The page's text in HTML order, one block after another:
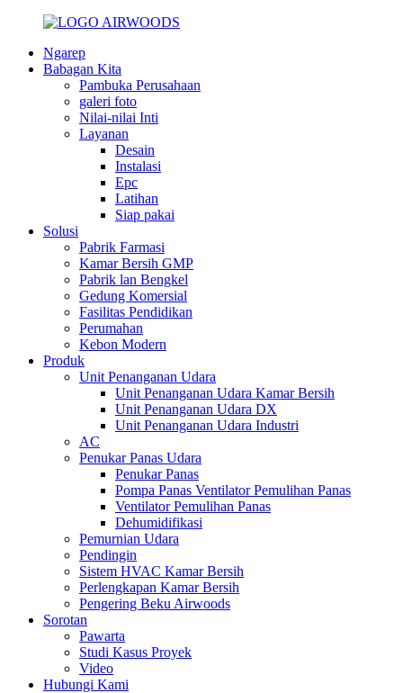
Ngarep
Babagan Kita
Pambuka Perusahaan
galeri foto
Nilai-nilai Inti
Layanan
Desain
Instalasi
Epc
Latihan
Siap pakai
Solusi
Pabrik Farmasi
Kamar Bersih GMP
Pabrik lan Bengkel
Gedung Komersial
Fasilitas Pendidikan
Perumahan
Kebon Modern
Produk
Unit Penanganan Udara
Unit Penanganan Udara Kamar Bersih
Unit Penanganan Udara DX
Unit Penanganan Udara Industri
AC
Penukar Panas Udara
Penukar Panas
Pompa Panas Ventilator Pemulihan Panas
Ventilator Pemulihan Panas
Dehumidifikasi
Pemurnian Udara
Pendingin
Sistem HVAC Kamar Bersih
Perlengkapan Kamar Bersih
Pengering Beku Airwoods
Sorotan
Pawarta
Studi Kasus Proyek
Video
Hubungi Kami